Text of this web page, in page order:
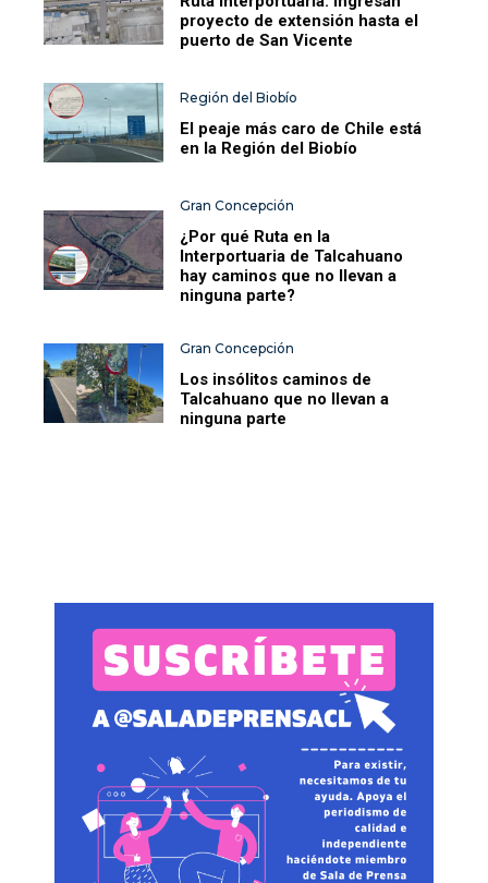
proyecto de extensión hasta el
puerto de San Vicente
Región del Biobío
El peaje más caro de Chile está
en la Región del Biobío
Gran Concepción
¿Por qué Ruta en la
Interportuaria de Talcahuano
hay caminos que no llevan a
ninguna parte?
Gran Concepción
Los insólitos caminos de
Talcahuano que no llevan a
ninguna parte